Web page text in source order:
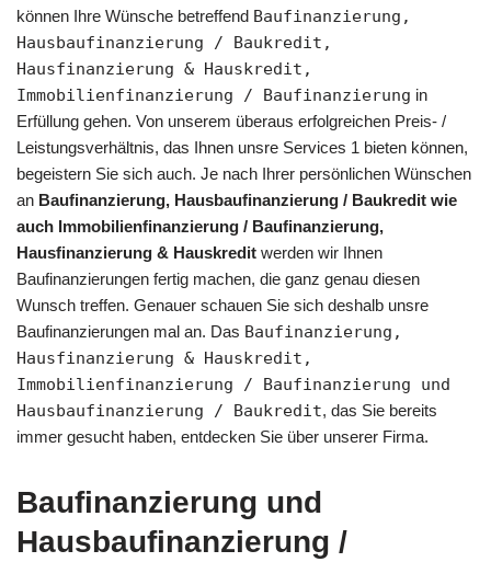
können Ihre Wünsche betreffend Baufinanzierung,
Hausbaufinanzierung / Baukredit,
Hausfinanzierung & Hauskredit,
Immobilienfinanzierung / Baufinanzierung in
Erfüllung gehen. Von unserem überaus erfolgreichen Preis- /
Leistungsverhältnis, das Ihnen unsre Services 1 bieten können,
begeistern Sie sich auch. Je nach Ihrer persönlichen Wünschen
an Baufinanzierung, Hausbaufinanzierung / Baukredit wie
auch Immobilienfinanzierung / Baufinanzierung,
Hausfinanzierung & Hauskredit werden wir Ihnen
Baufinanzierungen fertig machen, die ganz genau diesen
Wunsch treffen. Genauer schauen Sie sich deshalb unsre
Baufinanzierungen mal an. Das Baufinanzierung,
Hausfinanzierung & Hauskredit,
Immobilienfinanzierung / Baufinanzierung und
Hausbaufinanzierung / Baukredit, das Sie bereits
immer gesucht haben, entdecken Sie über unserer Firma.
Baufinanzierung und
Hausbaufinanzierung /